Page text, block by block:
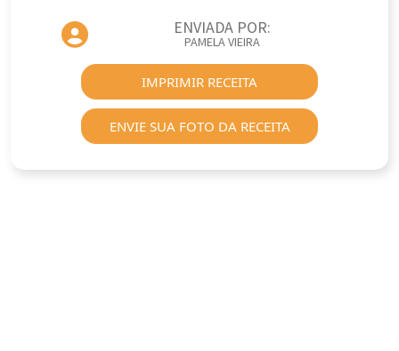
ENVIADA POR:
PAMELA VIEIRA
IMPRIMIR RECEITA
ENVIE SUA FOTO DA RECEITA